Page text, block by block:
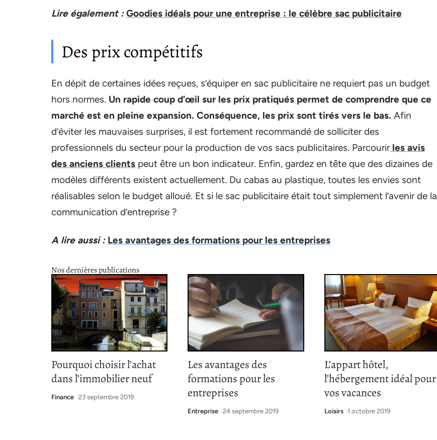
Lire également : Goodies idéals pour une entreprise : le célèbre sac publicitaire
Des prix compétitifs
En dépit de certaines idées reçues, s’équiper en sac publicitaire ne requiert pas un budget
hors normes. Un rapide coup d’œil sur les prix pratiqués permet de comprendre que ce
marché est en pleine expansion. Conséquence, les prix sont tirés vers le bas. Afin
d’éviter les mauvaises surprises, il est fortement recommandé de solliciter des
professionnels du secteur pour la production de vos sacs publicitaires. Parcourirles avis
des anciens clients peut être un bon indicateur. Enfin, gardez en tête que des dizaines de
modèles différents existent actuellement. Du cabas au plastique, toutes les envies sont
réalisables selon le budget alloué. Et si le sac publicitaire était tout simplement l’avenir de la
communication d’entreprise ?
A lire aussi : Les avantages des formations pour les entreprises
Nos dernières publications
Pourquoi choisir l’achat
dans l’immobilier neuf
Finance 23 septembre 2019
Les avantages des
formations pour les
entreprises
Entreprise 24 septembre 2019
L’appart hôtel,
l’hébergement idéal pour
vos vacances
Loisirs 1 octobre 2019